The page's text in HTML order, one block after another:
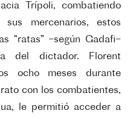
Trípoli, combatiendo
mercenarios, estos
“ratas” –según Gadafi–
del dictador. Florent
ocho meses durante
con los combatientes,
le permitió acceder a